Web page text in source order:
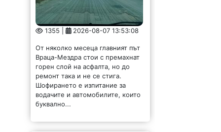
1355 | 2026-08-07 13:53:08
От няколко месеца главният път
Враца-Мездра стои с премахнат
горен слой на асфалта, но до
ремонт така и не се стига.
Шофирането е изпитание за
водачите и автомобилите, които
буквално...